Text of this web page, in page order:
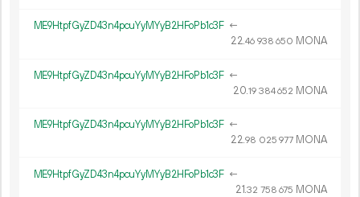
ME9HtpfGyZD43n4pcuYyMYyB2HFoPb1c3F ←
22.46 938 650 MONA
ME9HtpfGyZD43n4pcuYyMYyB2HFoPb1c3F ←
20.19 384652 MONA
ME9HtpfGyZD43n4pcuYyMYyB2HFoPb1c3F ←
22.98 025 977 MONA
ME9HtpfGyZD43n4pcuYyMYyB2HFoPb1c3F ←
21.32 758 675 MONA